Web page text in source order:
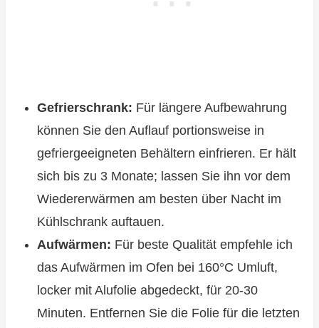
Gefrierschrank: Für längere Aufbewahrung
können Sie den Auflauf portionsweise in
gefriergeeigneten Behältern einfrieren. Er hält
sich bis zu 3 Monate; lassen Sie ihn vor dem
Wiedererwärmen am besten über Nacht im
Kühlschrank auftauen.
Aufwärmen: Für beste Qualität empfehle ich
das Aufwärmen im Ofen bei 160°C Umluft,
locker mit Alufolie abgedeckt, für 20-30
Minuten. Entfernen Sie die Folie für die letzten